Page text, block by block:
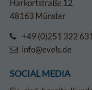
Harkortstraße 12
48163 Münster
+49 (0)251 322
info@evels.de
SOCIAL MEDIA